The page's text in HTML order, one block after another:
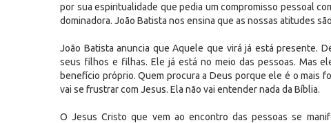
por sua espiritualidade que pedia um compromisso pessoal
dominadora. João Batista nos ensina que as nossas atitudes
João Batista anuncia que Aquele que virá já está presente.
seus filhos e filhas. Ele já está no meio das pessoas. Mas
benefício próprio. Quem procura a Deus porque ele é o mais
vai se frustrar com Jesus. Ela não vai entender nada da Bíblia.
O Jesus Cristo que vem ao encontro das pessoas se